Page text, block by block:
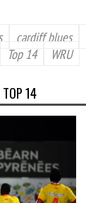
cardiff blues
Top 14 WRU
14